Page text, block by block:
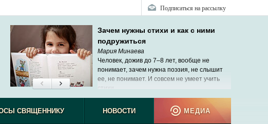
Подписаться на рассылку
Зачем нужны стихи и как с ними
подружиться
Мария Минаева
Человек, дожив до 7–8 лет, вообще не
понимает, зачем нужна поэзия, не слышит
ее, не понимает. И совсем не умеет учить
стихи.
СВЯЩЕННИКУ НОВОСТИ МЕДИА